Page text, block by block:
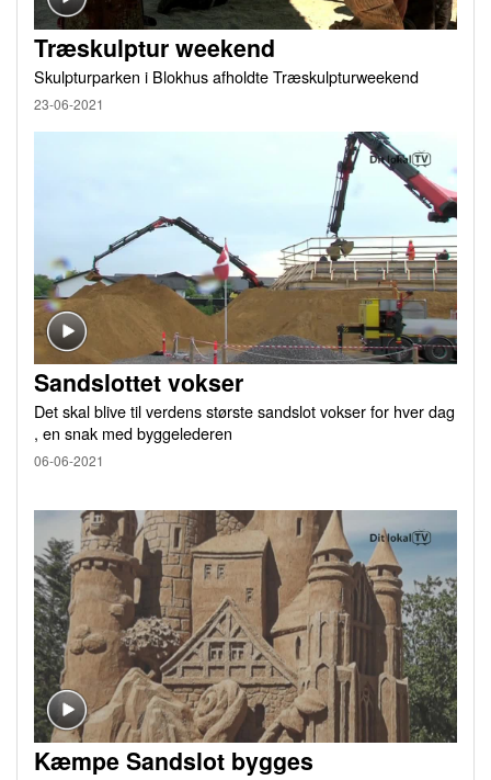
Træskulptur weekend
Skulpturparken i Blokhus afholdte Træskulpturweekend
23-06-2021
Sandslottet vokser
Det skal blive til verdens største sandslot vokser for hver dag
, en snak med byggelederen
06-06-2021
Kæmpe Sandslot bygges